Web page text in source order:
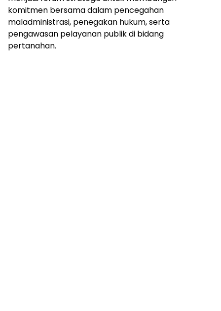
komitmen bersama dalam pencegahan
maladministrasi, penegakan hukum, serta
pengawasan pelayanan publik di bidang
pertanahan.